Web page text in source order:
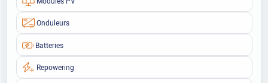
Onduleurs
Batteries
Repowering